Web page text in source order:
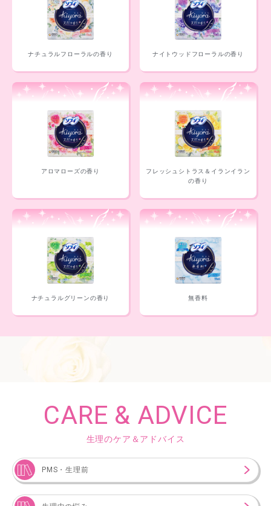
ナチュラルフローラルの香り ナイトウッドフローラルの香り
アロマローズの香り
フレッシュシトラス＆イランイラン
の香り
ナチュラルグリーンの香り 無香料
CARE & ADVICE
生理のケア＆アドバイス
PMS・生理前